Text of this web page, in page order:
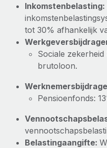
mobiele groeiadviessector,
Meer informatie
Inkomstenbelasting:
tot 30% afhankelijk
Sociale
brutoloon.
Pensioenfonds:
Belastingaangifte: